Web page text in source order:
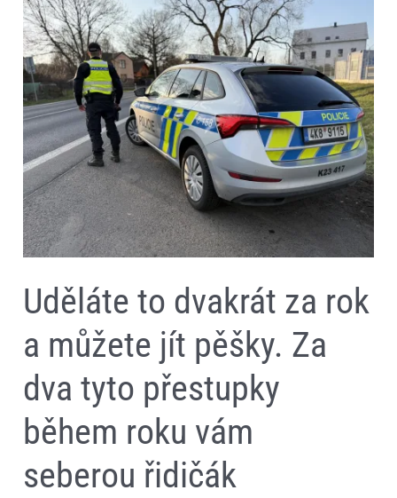
Uděláte to dvakrát za rok
a můžete jít pěšky. Za
dva tyto přestupky
během roku vám
seberou řidičák
to
dvakrát
za
rok
a
můžete
jít
pěšky.
Za
dva
tyto
přestupky
během
roku
vám
seberou
řidičák